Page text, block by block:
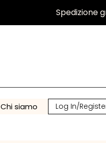
Spedizione
Chi siamo Log In/Register